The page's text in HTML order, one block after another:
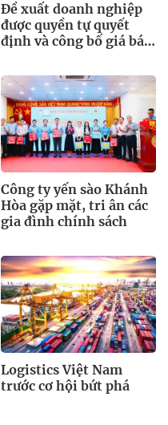
Đề xuất doanh nghiệp
được quyền tự quyết
định và công bố giá bán
Công ty yến sào Khánh
Hòa gặp mặt, tri ân các
gia đình chính sách
Logistics Việt Nam
trước cơ hội bứt phá